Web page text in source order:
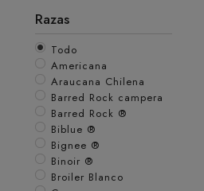
Razas
Todo
Americana
Araucana Chilena
Barred Rock campera
Barred Rock ®
Biblue ®
Bignee ®
Binoir ®
Broiler Blanco